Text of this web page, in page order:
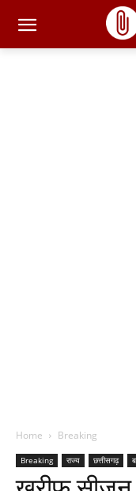
Home Breaking
Breaking राज्य छत्तीसगढ़